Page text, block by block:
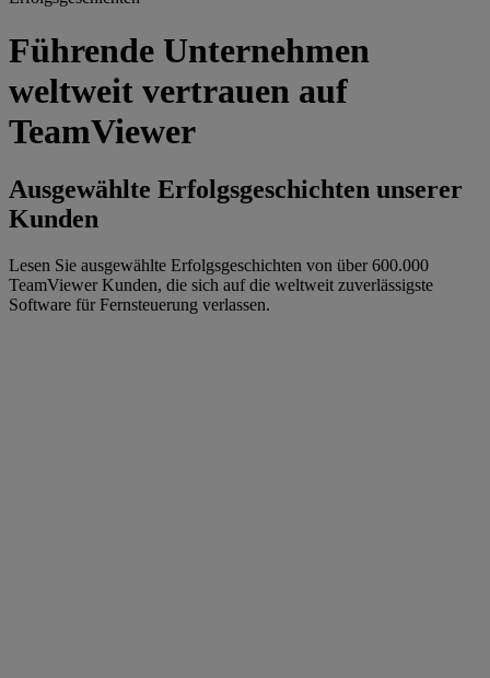
Führende Unternehmen
weltweit vertrauen auf
TeamViewer
Ausgewählte Erfolgsgeschichten unserer
Kunden
Lesen Sie ausgewählte Erfolgsgeschichten von über 600.000
TeamViewer Kunden, die sich auf die weltweit zuverlässigste
Software für Fernsteuerung verlassen.